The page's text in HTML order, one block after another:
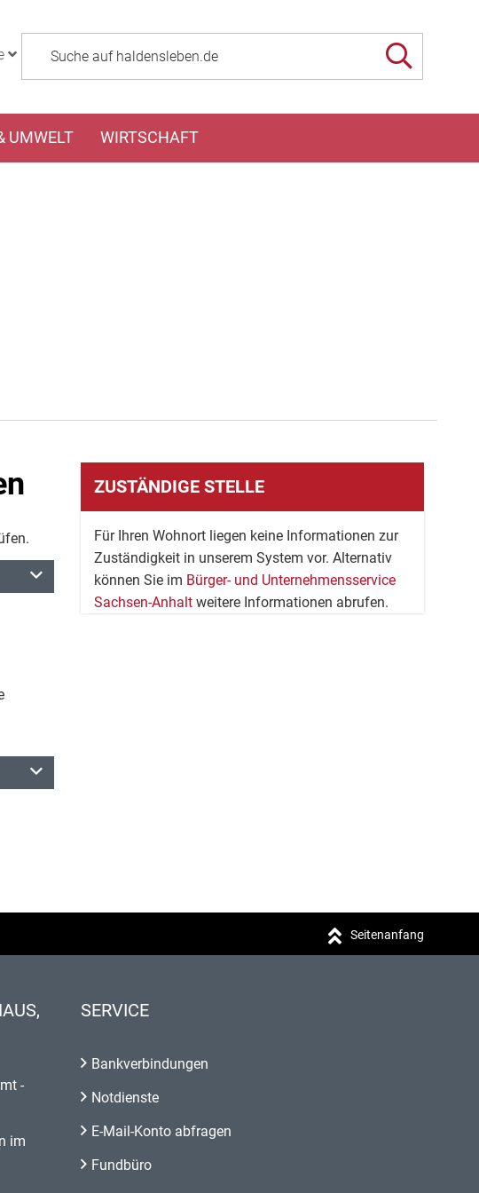
UMWELT WIRTSCHAFT
ZUSTÄNDIGE STELLE
Für Ihren Wohnort liegen keine Informationen zur
Zuständigkeit in unserem System vor. Alternativ
können Sie im Bürger- und Unternehmensservice
Sachsen-Anhalt weitere Informationen abrufen.
Seitenanfang
-
im
SERVICE
Bankverbindungen
Notdienste
E-Mail-Konto abfragen
Fundbüro